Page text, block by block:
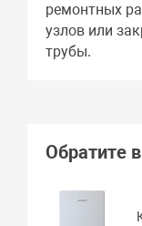
ремонтных
узлов или
трубы.
Обратите